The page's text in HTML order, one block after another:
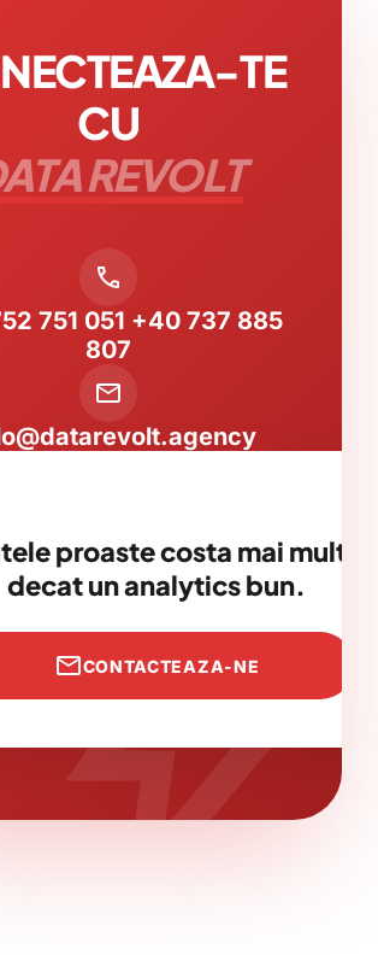
bolt
TE
CU
REVOLT
call
751 051 +40 737 885
807
mail
proaste costa mai mult
decat un analytics bun.
mailCONTACTEAZA-NE